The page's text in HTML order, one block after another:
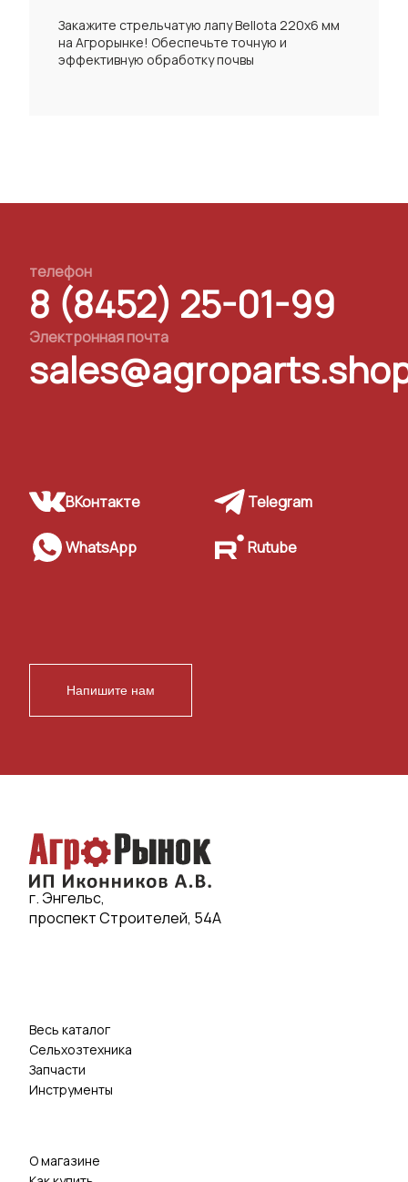
Закажите стрельчатую лапу Bellota 220x6 мм
на Агрорынке! Обеспечьте точную и
эффективную обработку почвы
телефон
8 (8452) 25-01-99
Электронная почта
ВКонтакте Telegram
WhatsApp Rutube
Напишите нам
г. Энгельс,
проспект Строителей, 54А
Весь каталог
Сельхозтехника
Запчасти
Инструменты
О магазине